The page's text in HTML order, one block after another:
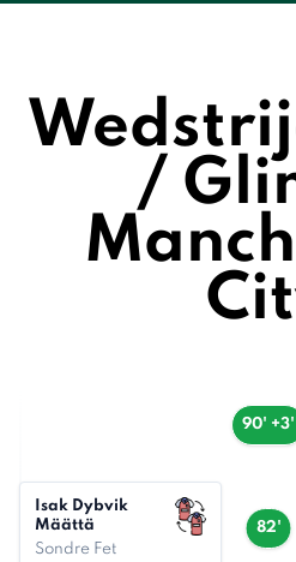
/
90' +3'
82'
Isak Dybvik
Määttä
Sondre Fet